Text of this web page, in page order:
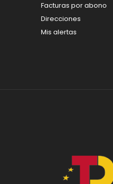
Facturas por abono
Direcciones
Mis alertas